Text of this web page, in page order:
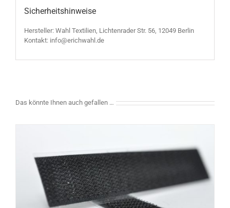
Sicherheitshinweise
Hersteller: Wahl Textilien, Lichtenrader Str. 56, 12049 Berlin
Kontakt: info@erichwahl.de
Das könnte Ihnen auch gefallen …